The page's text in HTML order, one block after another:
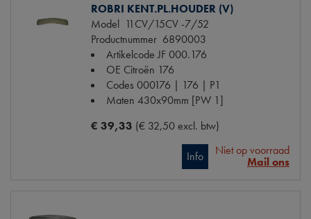
ROBRI KENT.PL.HOUDER (V)
Model 11CV/15CV -7/52
Productnummer 6890003
Artikelcode JF000.176
OE Citroën 176
Codes 000176 | 176 | P1
Maten 430x90mm [PW 1]
€ 39,33 (€ 32,50 excl. btw)
Info
Niet op voorraad
Mail ons